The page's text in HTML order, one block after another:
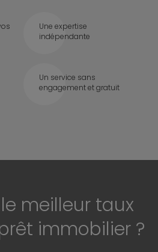
Une expertise
indépendante
Un service sans
engagement et gratuit
meilleur taux
immobilier ?